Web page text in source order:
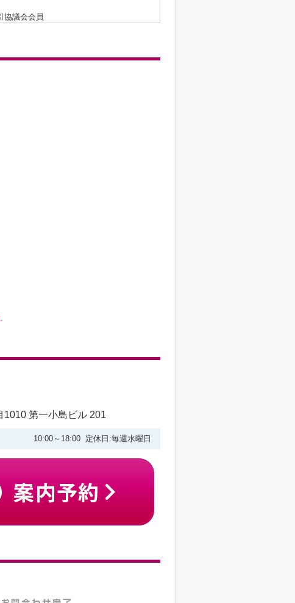
協議会会員
第一小島ビル 201
10:00～18:00 定休日:毎週水曜日